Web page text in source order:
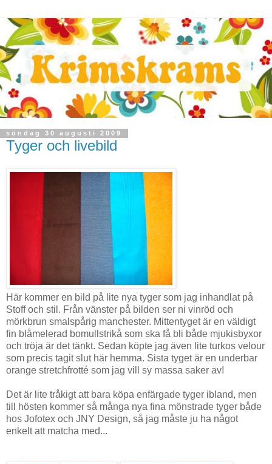
söndag 30 augusti 2009
Tyger och livebild
Här kommer en bild på lite nya tyger som jag inhandlat på
Stoff och stil. Från vänster på bilden ser ni vinröd och
mörkbrun smalspårig manchester. Mittentyget är en väldigt
fin blåmelerad bomullstrikå som ska få bli både mjukisbyxor
och tröja är det tänkt. Sedan köpte jag även lite turkos velour
som precis tagit slut här hemma. Sista tyget är en underbar
orange stretchfrotté som jag vill sy massa saker av!
Det är lite tråkigt att bara köpa enfärgade tyger ibland, men
till hösten kommer så många nya fina mönstrade tyger både
hos Jofotex och JNY Design, så jag måste ju ha något
enkelt att matcha med...